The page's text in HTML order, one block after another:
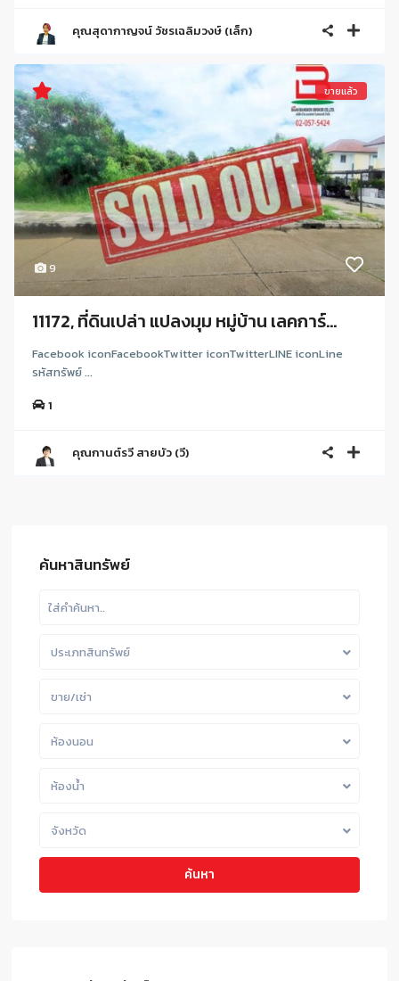
คุณสุดากาญจน์ วัชรเฉลิมวงษ์ (เล็ก)
9
ขายแล้ว
11172, ที่ดินเปล่า แปลงมุม หมู่บ้าน เลคการ์...
Facebook iconFacebookTwitter iconTwitterLINE iconLine
รหัสทรัพย์ ...
1
คุณกานต์รวี สายบัว (วี)
ค้นหาสินทรัพย์
ประเภทสินทรัพย์
ขาย/เช่า
ห้องนอน
ห้องน้ำ
จังหวัด
ค้นหา